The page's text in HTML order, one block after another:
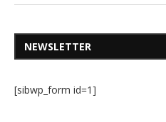
NEWSLETTER
[sibwp_form id=1]